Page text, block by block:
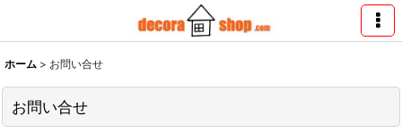
ホーム > お問い合せ
お問い合せ